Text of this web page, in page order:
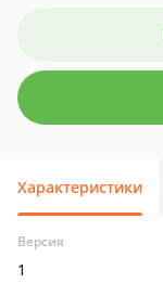
Характеристики
Версия
1